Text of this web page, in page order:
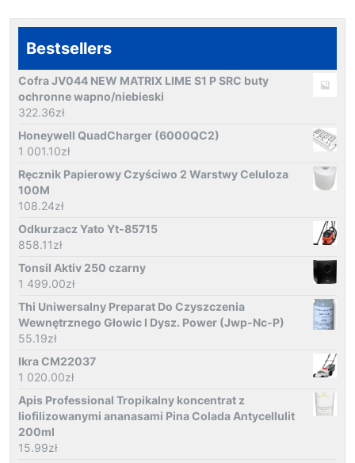
Bestsellers
Cofra JV044 NEW MATRIX LIME S1 P SRC buty
ochronne wapno/niebieski
322.36zł
Honeywell QuadCharger (6000QC2)
1 001.10zł
Ręcznik Papierowy Czyściwo 2 Warstwy Celuloza
100M
108.24zł
Odkurzacz Yato Yt-85715
858.11zł
Tonsil Aktiv 250 czarny
1 499.00zł
Thi Uniwersalny Preparat Do Czyszczenia
Wewnętrznego Głowic I Dysz. Power (Jwp-Nc-P)
55.19zł
Ikra CM22037
1 020.00zł
Apis Professional Tropikalny koncentrat z
liofilizowanymi ananasami Pina Colada Antycellulit
200ml
15.99zł